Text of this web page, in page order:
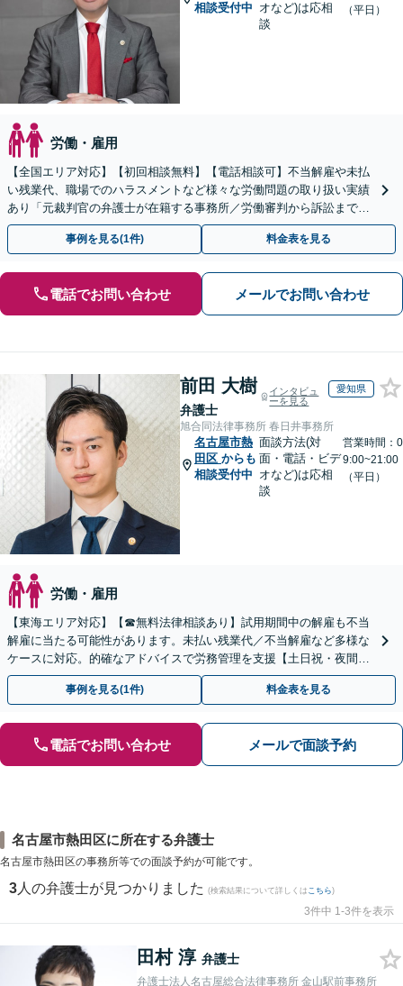
相談受付中 オなど)は応相
談
（平日）
労働・雇用
【全国エリア対応】【初回相談無料】【電話相談可】不当解雇や未払
い残業代、職場でのハラスメントなど様々な労働問題の取り扱い実績
あり「元裁判官の弁護士が在籍する事務所／労働審判から訴訟まで、
裁判官経験を活かした最適な戦略を立案」
事例を見る(1件) 料金表を見る
電話でお問い合わせ メールでお問い合わせ
前田 大樹
弁護士
インタビュ
ーを見る
愛知県
旭合同法律事務所 春日井事務所
名古屋市熱
田区 からも
相談受付中
面談方法(対
面・電話・ビデ
オなど)は応相
談
営業時間：0
9:00~21:00
（平日）
労働・雇用
【東海エリア対応】【☎︎無料法律相談あり】試用期間中の解雇も不当
解雇に当たる可能性があります。未払い残業代／不当解雇など多様な
ケースに対応。的確なアドバイスで労務管理を支援【土日祝・夜間対
応】【オンライン面談可】【完全個室】
事例を見る(1件) 料金表を見る
電話でお問い合わせ メールで面談予約
名古屋市熱田区に所在する弁護士
名古屋市熱田区の事務所等での面談予約が可能です。
3 人の弁護士が見つかりました (検索結果について詳しくは こちら)
3件中 1-3件を表示
田村 淳 弁護士
弁護士法人名古屋総合法律事務所 金山駅前事務所